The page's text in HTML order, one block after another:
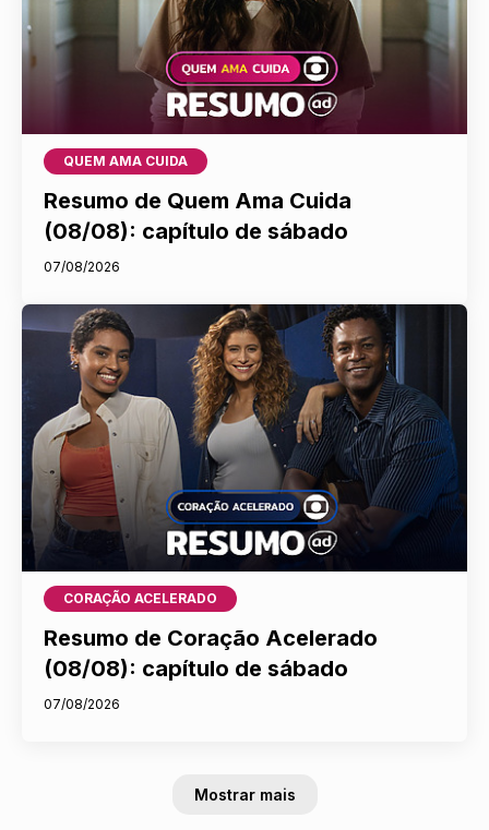
QUEM AMA CUIDA
Resumo de Quem Ama Cuida
(08/08): capítulo de sábado
07/08/2026
CORAÇÃO ACELERADO
Resumo de Coração Acelerado
(08/08): capítulo de sábado
07/08/2026
Mostrar mais